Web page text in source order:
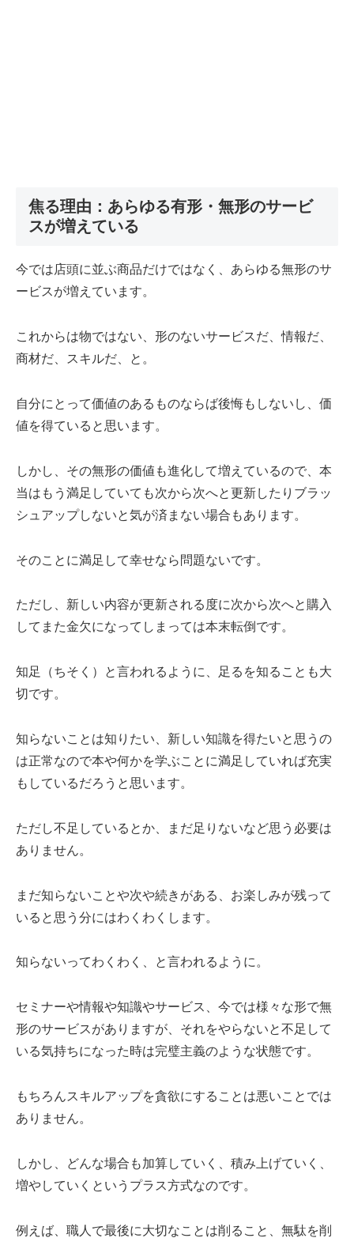
焦る理由：あらゆる有形・無形のサービ
スが増えている
今では店頭に並ぶ商品だけではなく、あらゆる無形のサ
ービスが増えています。
これからは物ではない、形のないサービスだ、情報だ、
商材だ、スキルだ、と。
自分にとって価値のあるものならば後悔もしないし、価
値を得ていると思います。
しかし、その無形の価値も進化して増えているので、本
当はもう満足していても次から次へと更新したりブラッ
シュアップしないと気が済まない場合もあります。
そのことに満足して幸せなら問題ないです。
ただし、新しい内容が更新される度に次から次へと購入
してまた金欠になってしまっては本末転倒です。
知足（ちそく）と言われるように、足るを知ることも大
切です。
知らないことは知りたい、新しい知識を得たいと思うの
は正常なので本や何かを学ぶことに満足していれば充実
もしているだろうと思います。
ただし不足しているとか、まだ足りないなど思う必要は
ありません。
まだ知らないことや次や続きがある、お楽しみが残って
いると思う分にはわくわくします。
知らないってわくわく、と言われるように。
セミナーや情報や知識やサービス、今では様々な形で無
形のサービスがありますが、それをやらないと不足して
いる気持ちになった時は完璧主義のような状態です。
もちろんスキルアップを貪欲にすることは悪いことでは
ありません。
しかし、どんな場合も加算していく、積み上げていく、
増やしていくというプラス方式なのです。
例えば、職人で最後に大切なことは削ること、無駄を削